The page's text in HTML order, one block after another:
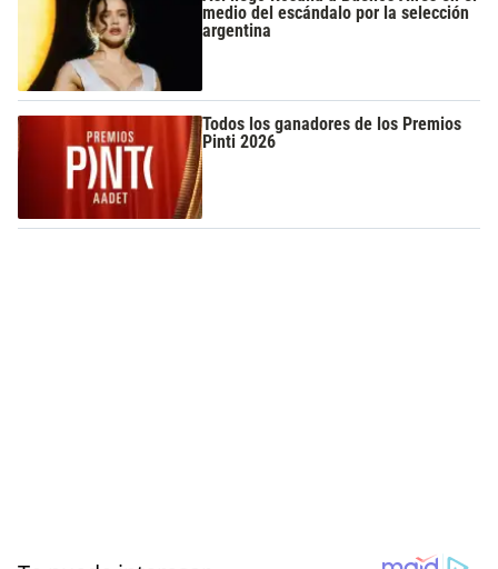
medio del escándalo por la selección
argentina
Todos los ganadores de los Premios
Pinti 2026